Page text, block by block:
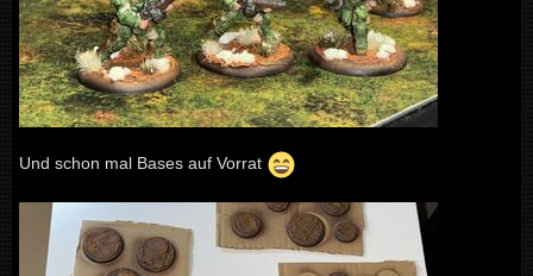
Und schon mal Bases auf Vorrat